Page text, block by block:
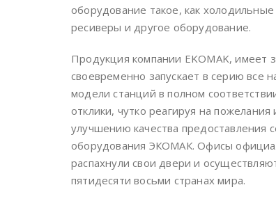
оборудование такое, как
ресиверы и другое оборудование.
Продукция компании EKOMAK, имеет
своевременно запускает в серию все
модели станций в полном
отклики, чутко реагируя на
улучшению качества предоставления
оборудования ЭКОМАК. Офисы
распахнули свои двери и
пятидесяти восьми странах мира.